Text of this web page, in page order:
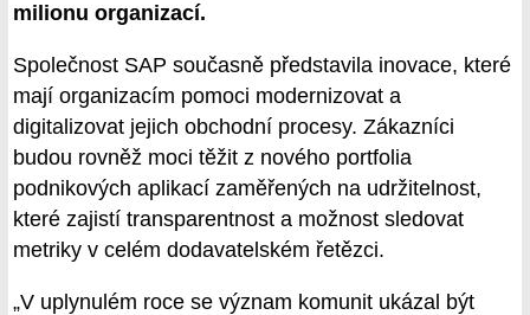
milionu organizací.
Společnost SAP současně představila inovace, které
mají organizacím pomoci modernizovat a
digitalizovat jejich obchodní procesy. Zákazníci
budou rovněž moci těžit z nového portfolia
podnikových aplikací zaměřených na udržitelnost,
které zajistí transparentnost a možnost sledovat
metriky v celém dodavatelském řetězci.
„V uplynulém roce se význam komunit ukázal být